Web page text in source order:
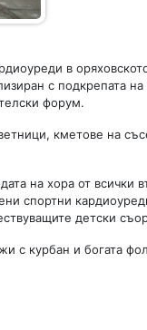
в
с подкрепата
форум.
кметове на
на хора от всички
спортни
детски
с курбан и богата